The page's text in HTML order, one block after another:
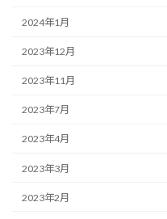
2024年1月
2023年12月
2023年11月
2023年7月
2023年4月
2023年3月
2023年2月